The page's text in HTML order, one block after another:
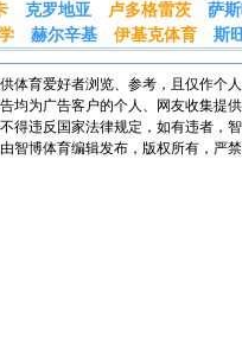
克罗地亚 卢多格雷茨
萨
赫尔辛基 伊基克体育 斯
体育爱好者浏览、参考，且仅作个
均为广告客户的个人、网友收集提
得违反国家法律规定，如有违者，
智博体育编辑发布，版权所有，严